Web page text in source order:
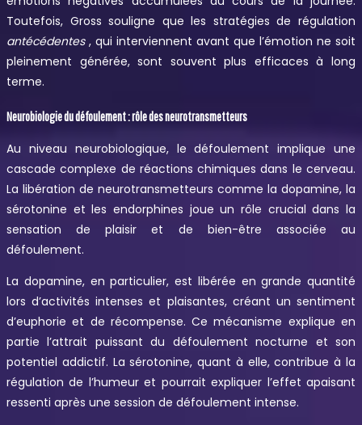
Toutefois, Gross souligne que les stratégies de régulation
antécédentes , qui interviennent avant que l’émotion ne soit
pleinement générée, sont souvent plus efficaces à long
terme.
Neurobiologie du défoulement : rôle des neurotransmetteurs
Au niveau neurobiologique, le défoulement implique une
cascade complexe de réactions chimiques dans le cerveau.
La libération de neurotransmetteurs comme la dopamine, la
sérotonine et les endorphines joue un rôle crucial dans la
sensation de plaisir et de bien-être associée au
défoulement.
La dopamine, en particulier, est libérée en grande quantité
lors d’activités intenses et plaisantes, créant un sentiment
d’euphorie et de récompense. Ce mécanisme explique en
partie l’attrait puissant du défoulement nocturne et son
potentiel addictif. La sérotonine, quant à elle, contribue à la
régulation de l’humeur et pourrait expliquer l’effet apaisant
ressenti après une session de défoulement intense.